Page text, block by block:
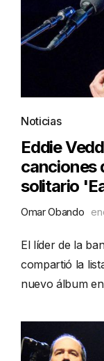
Noticias
Eddie
canciones
solitario
Omar Obando
El líder de la
compartió la
nuevo álbum